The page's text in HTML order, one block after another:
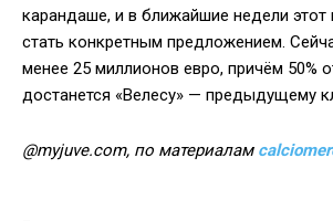
карандаше, и в ближайшие недели этот
стать конкретным предложением.
менее 25 миллионов евро, причём 50%
достанется «Велесу» — предыдущему
@myjuve.com, по материалам